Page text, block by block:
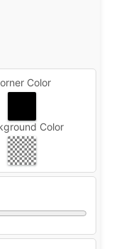
Color
Color